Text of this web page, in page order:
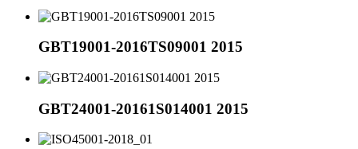
GBT19001-2016TS09001 2015
GBT24001-20161S014001 2015